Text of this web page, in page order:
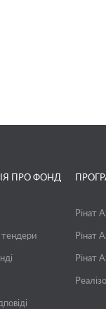
ПРО ФОНД
тендери
Рінат
Рінат
Рінат